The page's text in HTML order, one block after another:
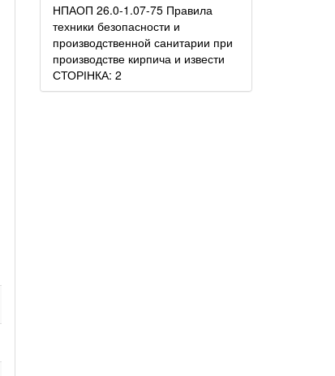
НПАОП 26.0-1.07-75 Правила
техники безопасности и
производственной санитарии при
производстве кирпича и извести
СТОРІНКА: 2